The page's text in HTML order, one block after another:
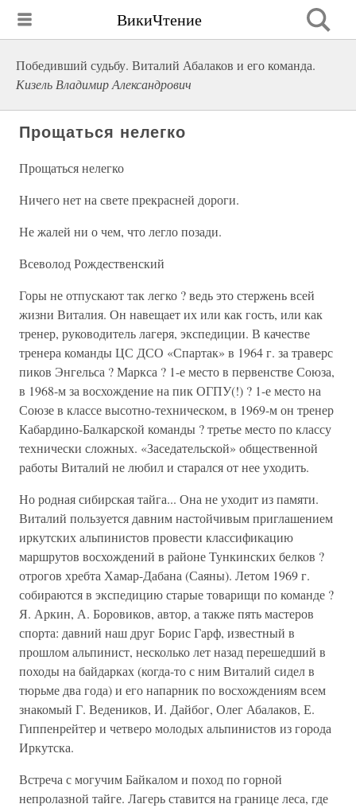
ВикиЧтение
Победивший судьбу. Виталий Абалаков и его команда.
Кизель Владимир Александрович
Прощаться нелегко
Прощаться нелегко
Ничего нет на свете прекрасней дороги.
Не жалей ни о чем, что легло позади.
Всеволод Рождественский
Горы не отпускают так легко ? ведь это стержень всей
жизни Виталия. Он навещает их или как гость, или как
тренер, руководитель лагеря, экспедиции. В качестве
тренера команды ЦС ДСО «Спартак» в 1964 г. за траверс
пиков Энгельса ? Маркса ? 1-е место в первенстве Союза,
в 1968-м за восхождение на пик ОГПУ(!) ? 1-е место на
Союзе в классе высотно-техническом, в 1969-м он тренер
Кабардино-Балкарской команды ? третье место по классу
технически сложных. «Заседательской» общественной
работы Виталий не любил и старался от нее уходить.
Но родная сибирская тайга... Она не уходит из памяти.
Виталий пользуется давним настойчивым приглашением
иркутских альпинистов провести классификацию
маршрутов восхождений в районе Тункинских белков ?
отрогов хребта Хамар-Дабана (Саяны). Летом 1969 г.
собираются в экспедицию старые товарищи по команде ?
Я. Аркин, А. Боровиков, автор, а также пять мастеров
спорта: давний наш друг Борис Гарф, известный в
прошлом альпинист, несколько лет назад перешедший в
походы на байдарках (когда-то с ним Виталий сидел в
тюрьме два года) и его напарник по восхождениям всем
знакомый Г. Ведеников, И. Дайбог, Олег Абалаков, Е.
Гиппенрейтер и четверо молодых альпинистов из города
Иркутска.
Встреча с могучим Байкалом и поход по горной
непролазной тайге. Лагерь ставится на границе леса, где